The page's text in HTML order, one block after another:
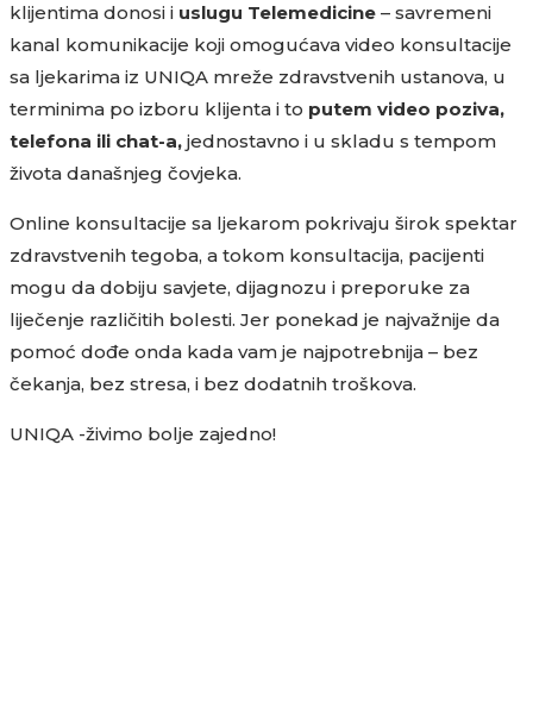
klijentima donosi i uslugu Telemedicine – savremeni
kanal komunikacije koji omogućava video konsultacije
sa ljekarima iz UNIQA mreže zdravstvenih ustanova, u
terminima po izboru klijenta i to putem video poziva,
telefona ili chat-a, jednostavno i u skladu s tempom
života današnjeg čovjeka.
Online konsultacije sa ljekarom pokrivaju širok spektar
zdravstvenih tegoba, a tokom konsultacija, pacijenti
mogu da dobiju savjete, dijagnozu i preporuke za
liječenje različitih bolesti. Jer ponekad je najvažnije da
pomoć dođe onda kada vam je najpotrebnija – bez
čekanja, bez stresa, i bez dodatnih troškova.
UNIQA -živimo bolje zajedno!